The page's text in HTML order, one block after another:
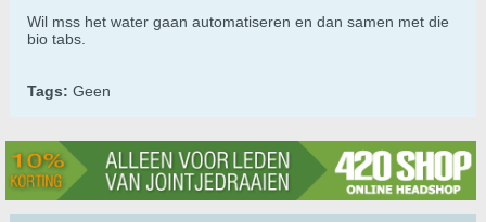
Wil mss het water gaan automatiseren en dan samen met die
bio tabs.
Tags: Geen